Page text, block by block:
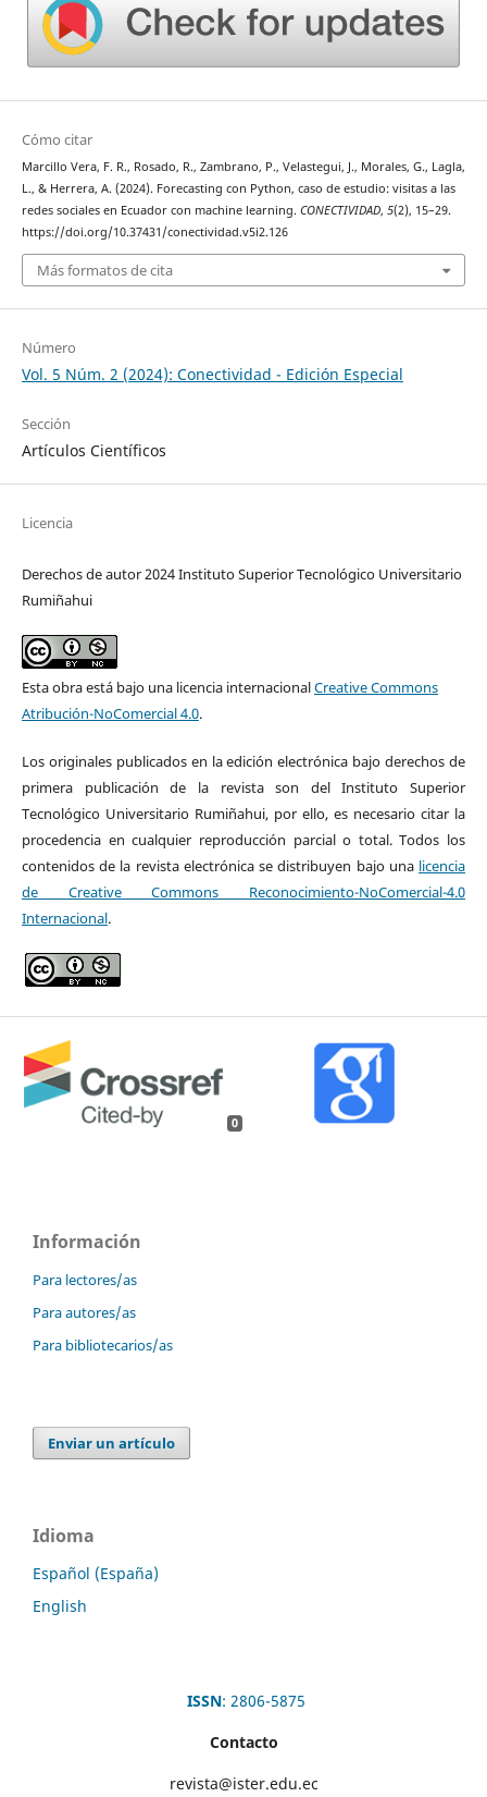
Cómo citar
Marcillo Vera, F. R., Rosado, R., Zambrano, P., Velastegui, J., Morales, G., Lagla,
L., & Herrera, A. (2024). Forecasting con Python, caso de estudio: visitas a las
redes sociales en Ecuador con machine learning. CONECTIVIDAD, 5(2), 15–29.
https://doi.org/10.37431/conectividad.v5i2.126
Más formatos de cita
Número
Vol. 5 Núm. 2 (2024): Conectividad - Edición Especial
Sección
Artículos Científicos
Licencia
Derechos de autor 2024 Instituto Superior Tecnológico Universitario
Rumiñahui
Esta obra está bajo una licencia internacionalCreative Commons
Atribución-NoComercial 4.0.
Los originales publicados en la edición electrónica bajo derechos de
primera publicación de la revista son del Instituto Superior
Tecnológico Universitario Rumiñahui, por ello, es necesario citar la
procedencia en cualquier reproducción parcial o total. Todos los
contenidos de la revista electrónica se distribuyen bajo una licencia
de Creative Commons Reconocimiento-NoComercial-4.0
Internacional.
0
Información
Para lectores/as
Para autores/as
Para bibliotecarios/as
Enviar un artículo
Idioma
Español (España)
English
ISSN: 2806-5875
Contacto
revista@ister.edu.ec